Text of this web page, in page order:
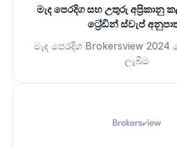
මැද පෙරදිග සහ උතුරු අප්‍රිකානු
ට්‍රේඩින් ස්වැප්
මැද පෙරදිග Brokersview
ලැබීම